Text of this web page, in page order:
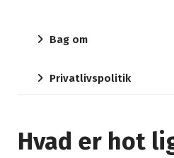
Bag om
Privatlivspolitik
Hvad er hot